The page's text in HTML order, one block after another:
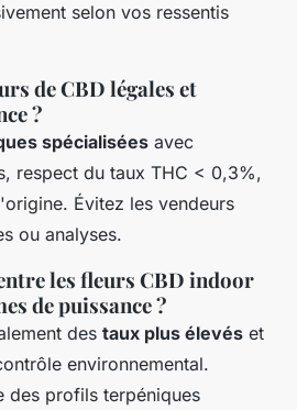
selon vos ressentis
de CBD légales et
?
spécialisées avec
respect du taux THC < 0,3%,
Évitez les vendeurs
ou analyses.
les fleurs CBD indoor
de puissance ?
des taux plus élevés et
environnemental.
des profils terpéniques